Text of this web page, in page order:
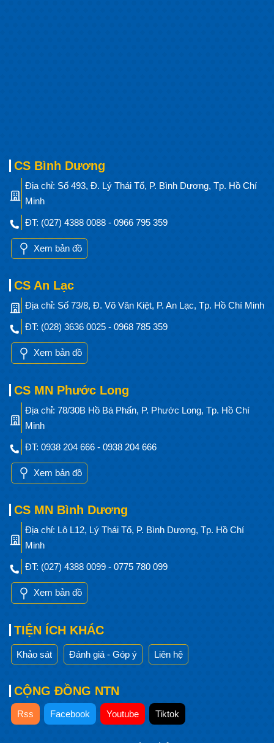
CS Bình Dương
Địa chỉ: Số 493, Đ. Lý Thái Tổ, P. Bình Dương, Tp. Hồ Chí
Minh
ĐT: (027) 4388 0088 - 0966 795 359
Xem bản đồ
CS An Lạc
Địa chỉ: Số 73/8, Đ. Võ Văn Kiệt, P. An Lạc, Tp. Hồ Chí Minh
ĐT: (028) 3636 0025 - 0968 785 359
Xem bản đồ
CS MN Phước Long
Địa chỉ: 78/30B Hồ Bá Phấn, P. Phước Long, Tp. Hồ Chí
Minh
ĐT: 0938 204 666 - 0938 204 666
Xem bản đồ
CS MN Bình Dương
Địa chỉ: Lô L12, Lý Thái Tổ, P. Bình Dương, Tp. Hồ Chí
Minh
ĐT: (027) 4388 0099 - 0775 780 099
Xem bản đồ
TIỆN ÍCH KHÁC
Khảo sát Đánh giá - Góp ý Liên hệ
CỘNG ĐỒNG NTN
Rss Facebook Youtube Tiktok